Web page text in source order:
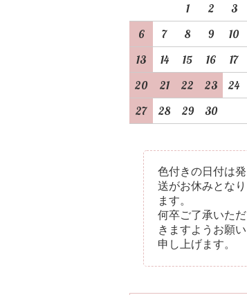
1
2 3
6
7 8 9 10
13
14 15 16 17
20
21 22 23 24
27
28 29 30
色付きの日付は発
送がお休みとなり
ます。
何卒ご了承いただ
きますようお願い
申し上げます。